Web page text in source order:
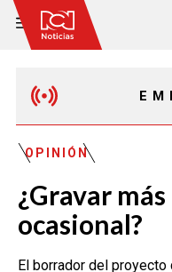
OPINIÓN
¿Gravar
ocasional?
El borrador del